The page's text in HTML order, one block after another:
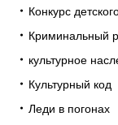
Конкурс
Криминальный
культурное
Культурный код
Леди в погонах